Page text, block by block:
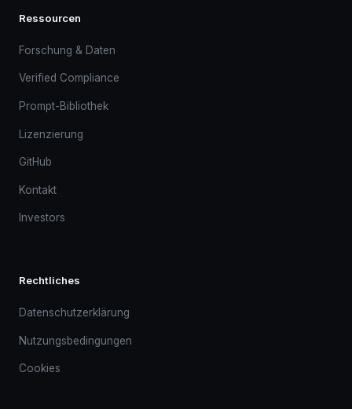
Ressourcen
Forschung & Daten
Verified Compliance
Prompt-Bibliothek
Lizenzierung
GitHub
Kontakt
Investors
Rechtliches
Datenschutzerklärung
Nutzungsbedingungen
Cookies